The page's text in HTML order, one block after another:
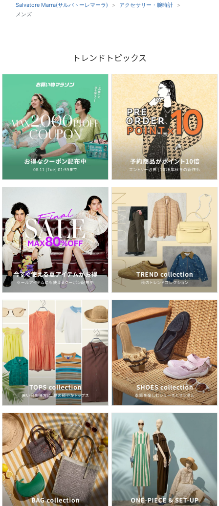
Salvatore Marra(サルバトーレマーラ)
アクセサリー・腕時計
メンズ
トレンドトピックス